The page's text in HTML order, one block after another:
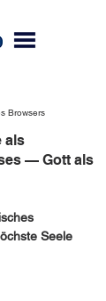
Browsers
als
— Gott als
Seele